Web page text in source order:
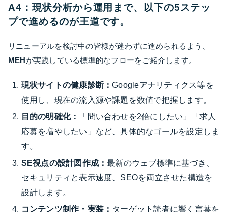
A4：現状分析から運用まで、以下の5ステッ
プで進めるのが王道です。
リニューアルを検討中の皆様が迷わずに進められるよう、
MEHが実践している標準的なフローをご紹介します。
現状サイトの健康診断：Googleアナリティクス等を
使用し、現在の流入源や課題を数値で把握します。
目的の明確化：
「問い合わせを2倍にしたい」「求人
応募を増やしたい」など、具体的なゴールを設定しま
す。
SE視点の設計図作成：最新のウェブ標準に基づき、
セキュリティと表示速度、SEOを両立させた構造を
設計します。
コンテンツ制作・実装： ターゲット読者に響く言葉を